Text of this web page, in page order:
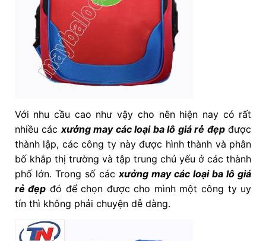
Với nhu cầu cao như vậy cho nên hiện nay có rất
nhiều các xưởng may các loại ba lô giá rẻ đẹpđược
thành lập, các công ty này được hình thành và phân
bố khắp thị trường và tập trung chủ yếu ở các thành
phố lớn. Trong số các xưởng may các loại ba lô giá
rẻ đẹp đó để chọn được cho mình một công ty uy
tín thì không phải chuyện dễ dàng.